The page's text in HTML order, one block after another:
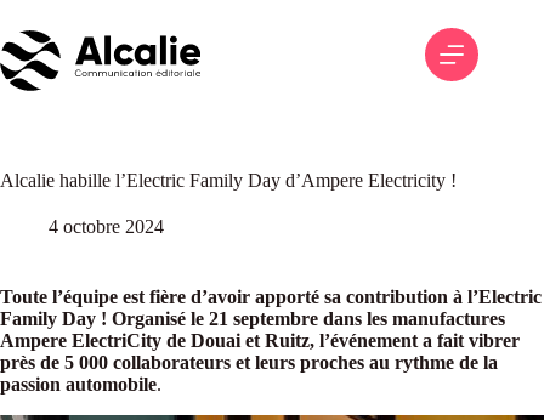
contenu
Alcalie habille l’Electric Family Day d’Ampere Electricity !
4 octobre 2024
Toute l’équipe est fière d’avoir apporté sa contribution à l’Electric
Family Day ! Organisé le 21 septembre dans les manufactures
Ampere ElectriCity de Douai et Ruitz, l’événement a fait vibrer
près de 5 000 collaborateurs et leurs proches au rythme de la
passion automobile.